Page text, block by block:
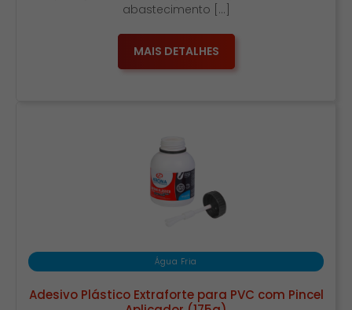
abastecimento […]
MAIS DETALHES
Água Fria
Adesivo Plástico Extraforte para PVC com Pincel